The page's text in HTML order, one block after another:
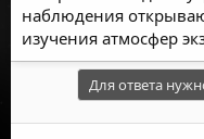
наблюдения
изучения атмосфер
Для ответа